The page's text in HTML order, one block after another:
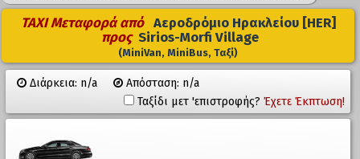
TAXI Μεταφορά από Αεροδρόμιο Ηρακλείου [HER]
προςSirios-Morfi Village
(MiniVan, MiniBus, Ταξί)
Διάρκεια: n/a
Απόσταση: n/a
Ταξίδι μετ 'επιστροφής?Έχετε Έκπτωση!